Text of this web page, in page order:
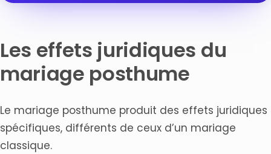
Les effets juridiques du
mariage posthume
Le mariage posthume produit des effets juridiques
spécifiques, différents de ceux d’un mariage
classique.